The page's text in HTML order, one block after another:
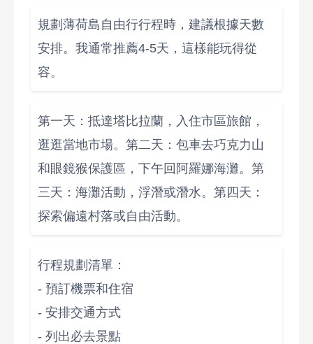
規劃薄荷島自由行行程時，建議根據天數
安排。我通常推薦4-5天，這樣能玩得從
容。
第一天：抵達塔比拉蘭，入住市區旅館，
逛逛當地市場。第二天：包車去巧克力山
和眼鏡猴保護區，下午回阿羅娜海灘。第
三天：海灘活動，浮潛或潛水。第四天：
探索偏遠村落或自由活動。
行程規劃清單：
- 預訂機票和住宿
- 安排交通方式
- 列出必去景點